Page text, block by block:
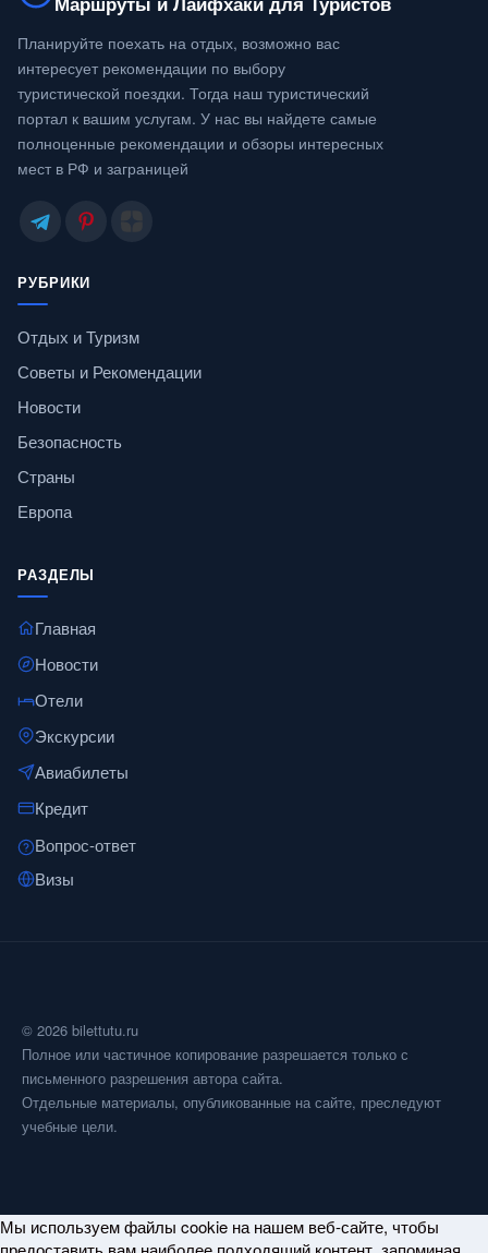
Планируйте поехать на отдых, возможно вас
интересует рекомендации по выбору
туристической поездки. Тогда наш туристический
портал к вашим услугам. У нас вы найдете самые
полноценные рекомендации и обзоры интересных
мест в РФ и заграницей
РУБРИКИ
Отдых и Туризм
Советы и Рекомендации
Новости
Безопасность
Страны
Европа
РАЗДЕЛЫ
Главная
Новости
Отели
Экскурсии
Авиабилеты
Кредит
Вопрос-ответ
Визы
© 2026 bilettutu.ru
Полное или частичное копирование разрешается только с
письменного разрешения автора сайта.
Отдельные материалы, опубликованные на сайте, преследуют
учебные цели.
Мы используем файлы cookie на нашем веб-сайте, чтобы